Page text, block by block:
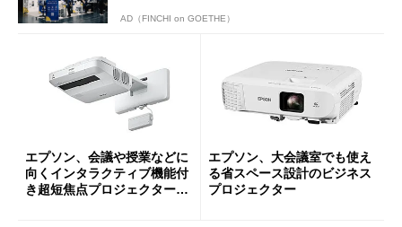
AD（FINCHI on GOETHE）
エプソン、会議や授業などに
向くインタラクティブ機能付
き超短焦点プロジェクター5
エプソン、大会議室でも使え
る省スペース設計のビジネス
プロジェクター